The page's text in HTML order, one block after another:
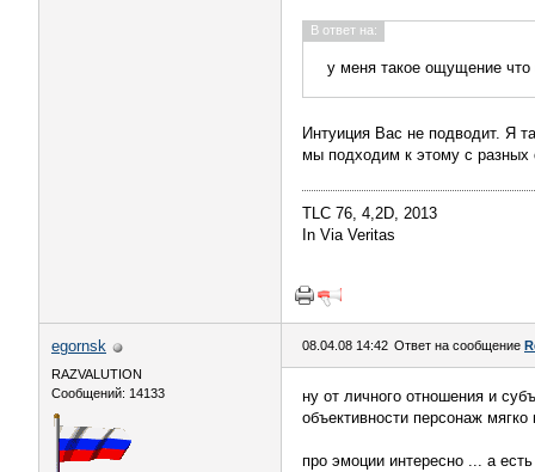
В ответ на:
у меня такое ощущение
Интуиция Вас не подводит. Я
мы подходим к этому с разных
TLC 76, 4,2D, 2013
In Via Veritas
egornsk
RAZVALUTION
Сообщений: 14133
08.04.08 14:42 Ответ на сообщение
ну от личного отношения и
объективности персонаж мягко
про эмоции интересно ... а